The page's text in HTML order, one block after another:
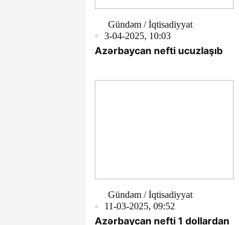
Gündəm / İqtisadiyyat
3-04-2025, 10:03
Azərbaycan nefti ucuzlaşıb
Gündəm / İqtisadiyyat
11-03-2025, 09:52
Azərbaycan nefti 1 dollardan